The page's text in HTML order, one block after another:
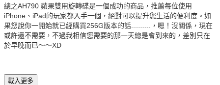
總之AH790 蘋果雙用旋轉碟是一個成功的商品，推薦每位使用
iPhone、iPad的玩家都入手一個，絕對可以提升您生活的便利度。如
果您說你一開始就已經購買256G版本的話..........，嗯！沒關係，現在
或許還不需要，不過我相信您需要的那一天總是會到來的，差別只在
於早晚而已～～XD
載入更多